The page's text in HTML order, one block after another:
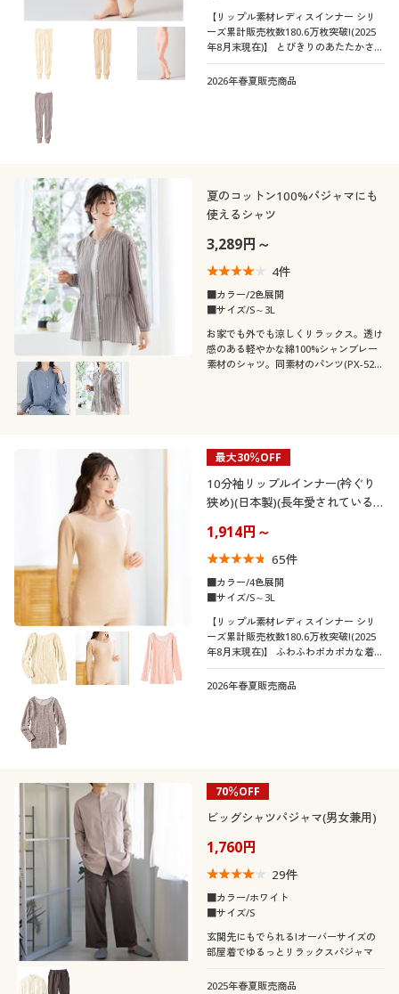
【リップル素材レディスインナー シリ
ーズ累計販売枚数180.6万枚突破!(2025
年8月末現在)】 とびきりのあたたかさ
と、ふわふわやさしいフィット感でロン
グヒット。ふっくらしぼがぬくもりを閉
2026年春夏販売商品
夏のコットン100%パジャマにも
使えるシャツ
3,289円～
4件
■カラー/2色展開
■サイズ/S～3L
お家でも外でも涼しくリラックス。透け
感のある軽やかな綿100%シャンブレー
素材のシャツ。同素材のパンツ(PX-529)
最大30％OFF
10分袖リップルインナー(衿ぐり
狭め)(日本製)(長年愛されている
1,914円～
65件
■カラー/4色展開
■サイズ/S～3L
【リップル素材レディスインナー シリ
ーズ累計販売枚数180.6万枚突破!(2025
年8月末現在)】 ふわふわポカポカな着心
地で人気のリップルインナー10分袖(衿
ぐり狭め)
2026年春夏販売商品
70％OFF
ビッグシャツパジャマ(男女兼用)
1,760円
29件
■カラー/ホワイト
■サイズ/S
玄関先にもでられる!オーバーサイズの
部屋着でゆるっとリラックスパジャマ
2025年春夏販売商品